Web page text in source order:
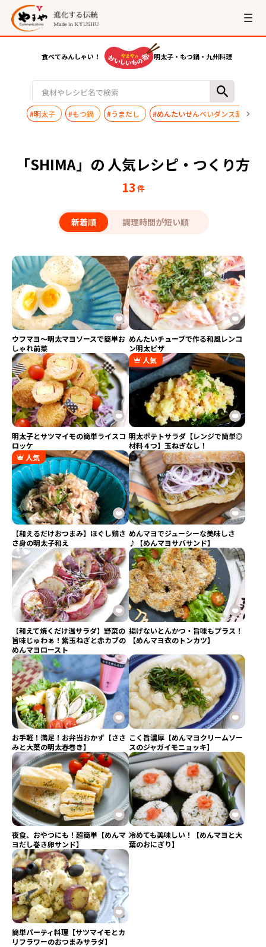
食べてみんしゃい！ 明太子・もつ鍋・九州料理
#明太子 #もつ鍋 #うまだし #めんたいせんべいダンス踊ってみ
「SHIMA」の 人気レシピ・つくり方
13 件
新着順 調理時間が短い順
ウフマヨ～明太マヨソースで簡単お
しゃれ前菜
めんたいチューブで作る和風レンコ
ン明太ピザ
明太子とサツマイモの簡単ライスコ
ロッケ
人気
明太ポテトサラダ【レンジで簡単◎
材料４つ】玉ねぎなし！
人気
【和えるだけおつまみ】ほぐし鶏さ
さ身の明太子和え
めんマヨでジューシーな美味しさ
♪【めんマヨサバサンド】
【和えて焼くだけ温サラダ】野菜の
旨味じゅわぁ！紫玉ねぎと赤カブの
めんマヨロースト
揚げないとんかつ・旨味もプラス！
【めんマヨ衣のトンカツ】
お手軽！満足！お弁当おかず【ささ
みと大葉の明太春巻き】
こく旨濃厚【めんマヨクリームソー
スのジャガイモニョッキ】
夜食、おやつにも！超簡単【めんマ
ヨだし巻き卵サンド】
冷めても美味しい！【めんマヨと大
葉のおにぎり】
簡単パーティ料理【サツマイモとカ
リフラワーのおつまみサラダ】